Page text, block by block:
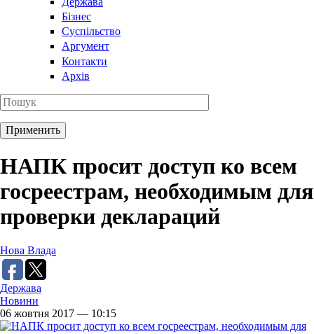
Бізнес
Суспільство
Аргумент
Контакти
Архів
НАПК просит доступ ко всем
госреестрам, необходимым для
проверки деклараций
Нова Влада
Держава
Новини
06 жовтня 2017 — 10:15